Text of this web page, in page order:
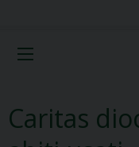
Caritas